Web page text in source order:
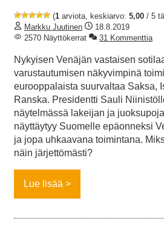
(1 arviota, keskiarvo: 5,00 / 5
Markku Juutinen
18.8.2019
2570 Näyttökerrat
31 Kommenttia
Nykyisen Venäjän vastaisen
varustautumisen näkyvimpinä
eurooppalaista suurvaltaa Saksa,
Ranska. Presidentti Sauli
näytelmässä lakeijan ja
näyttäytyy Suomelle epäonneksi
ja jopa uhkaavana toimintana.
näin järjettömästi?
Lue lisää